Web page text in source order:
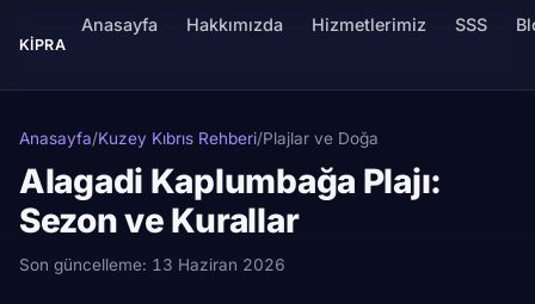
KIPRA
Anasayfa Hakkımızda Hizmetlerimiz SSS
Anasayfa/Kuzey Kıbrıs Rehberi/Plajlar ve Doğa
Alagadi Kaplumbağa Plajı:
Sezon ve Kurallar
Son güncelleme: 13 Haziran 2026